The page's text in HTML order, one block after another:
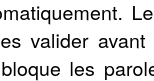
valider
les